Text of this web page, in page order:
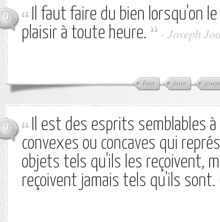
0
Il faut faire du bien lorsqu'on
plaisir à toute heure.
- Joseph
bien faire
0
Il est des esprits semblables
convexes ou concaves qui
objets tels qu'ils les reçoivent,
reçoivent jamais tels qu'ils sont.